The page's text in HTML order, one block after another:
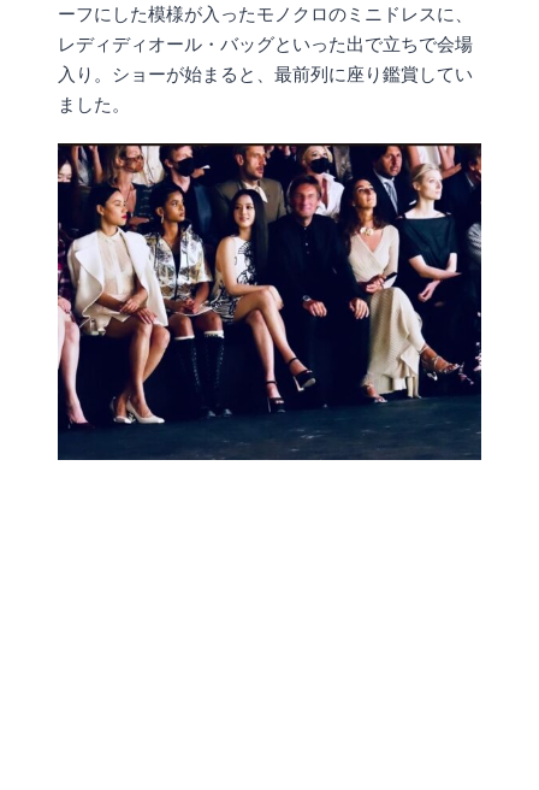
ーフにした模様が入ったモノクロのミニドレスに、
レディディオール・バッグといった出で立ちで会場
入り。ショーが始まると、最前列に座り鑑賞してい
ました。